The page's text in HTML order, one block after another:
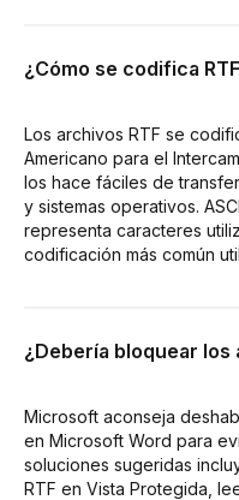
¿Cómo se codifica
Los archivos RTF se
Americano para el
los hace fáciles de
y sistemas operativos.
representa caracteres
codificación más común
¿Debería bloquear los
Microsoft aconseja
en Microsoft Word para
soluciones sugeridas
RTF en Vista Protegida,